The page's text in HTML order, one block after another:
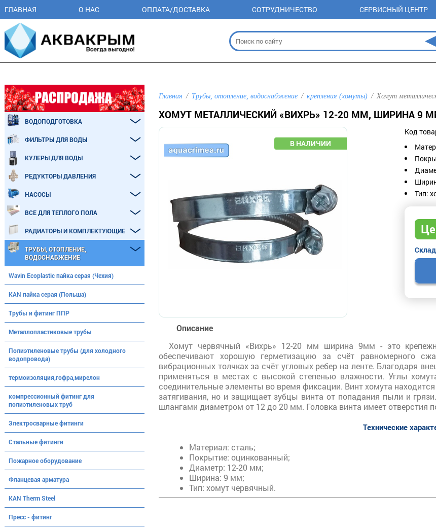
ГЛАВНАЯ О НАС ОПЛАТА/ДОСТАВКА СОТРУДНИЧЕСТВО СЕРВИСНЫЙ ЦЕНТР
Главная Трубы, отопление, водоснабжение крепления (хомуты) Хомут
ХОМУТ МЕТАЛЛИЧЕСКИЙ «ВИХРЬ» 12-20 ММ, ШИРИНА 9
Код
Тип:
Склад
Описание
Хомут червячный «Вихрь» 12-20 мм ширина 9мм - это
обеспечивают хорошую герметизацию за счёт равномерного
вибрационных толчках за счёт угловых ребер на ленте. Благодаря
применяться в местах с высокой степенью влажности. Углы
соединительные элементы во время фиксации. Винт хомута
затягивания, но и защищает зубцы винта от попадания пыли и
шлангами диаметром от 12 до 20 мм. Головка винта имеет отверстия
Технические
Материал: сталь;
Покрытие: оцинкованный;
Диаметр: 12-20 мм;
Ширина: 9 мм;
Тип: хомут червячный.
ВОДОПОДГОТОВКА
ФИЛЬТРЫ ДЛЯ ВОДЫ
КУЛЕРЫ ДЛЯ ВОДЫ
РЕДУКТОРЫ ДАВЛЕНИЯ
НАСОСЫ
ВСЕ ДЛЯ ТЕПЛОГО ПОЛА
РАДИАТОРЫ И КОМПЛЕКТУЮЩИЕ
ТРУБЫ, ОТОПЛЕНИЕ,
ВОДОСНАБЖЕНИЕ
Wavin Ecoplastic пайка серая (Чехия)
KAN пайка серая (Польша)
Трубы и фитинг ППР
Металлопластиковые трубы
Полиэтиленовые трубы (для холодного
водопровода)
термоизоляция,гофра,мирелон
компрессионный фитинг для
полиэтиленовых труб
Электросварные фитинги
Стальные фитинги
Пожарное оборудование
Фланцевая арматура
KAN Therm Steel
Пресс - фитинг